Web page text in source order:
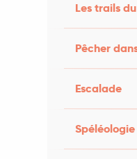
Les trails
Pêcher
Escalade
Spéléologie
peinture "De mère
le 31 juillet